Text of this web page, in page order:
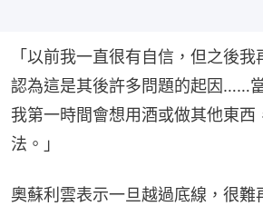
「以前我一直很有自信，但之後
認為這是其後許多問題的起因……
我第一時間會想用酒或做其他東西
法。」
奧蘇利雲表示一旦越過底線，很難